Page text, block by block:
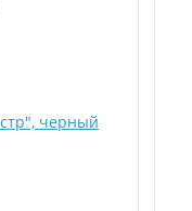
черный